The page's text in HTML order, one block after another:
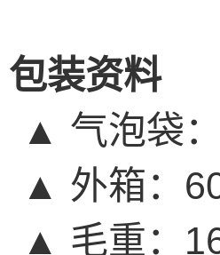
包装资料
▲ 气泡袋：
▲ 外箱：
▲ 毛重：